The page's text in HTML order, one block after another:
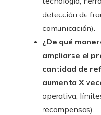
detección de
comunicación).
¿De qué
ampliarse el
cantidad de
aumenta X
operativa,
recompensas).